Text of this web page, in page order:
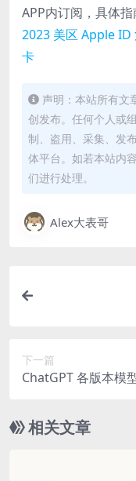
APP内订阅，具体指
2023 美区 Apple ID
卡
声明：本站所有文
创发布。任何个人或
制、盗用、采集、发
体平台。如若本站内
们进行处理。
Alex大表哥
下一篇
ChatGPT 各版本模
相关文章